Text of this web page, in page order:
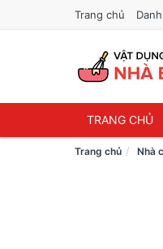
Trang chủ
TRANG CHỦ
Trang chủ Nhà